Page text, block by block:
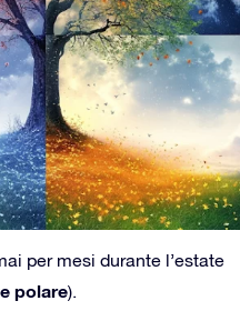
per mesi durante l’estate
polare).